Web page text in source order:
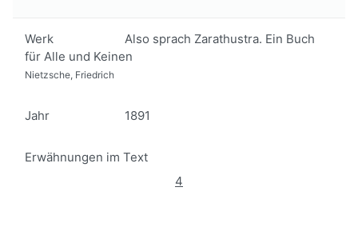
Werk
Also sprach Zarathustra. Ein Buch
für Alle und Keinen
Nietzsche, Friedrich
Jahr 1891
Erwähnungen im Text
4